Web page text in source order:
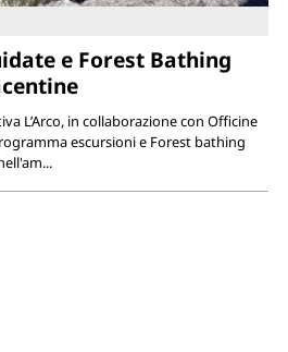
e Forest Bathing
L’Arco, in collaborazione con Officine
escursioni e Forest bathing